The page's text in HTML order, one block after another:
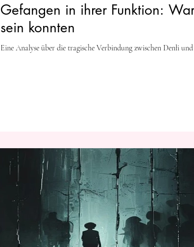
Gefangen in ihrer Funktion:
sein konnten
Eine Analyse über die tragische Verbindung zwischen Denłi